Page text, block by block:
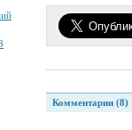
Комментарии (8)